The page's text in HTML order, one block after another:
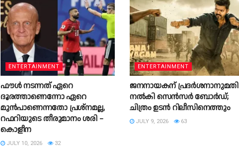
ENTERTAINMENT
ഫൗൾ നടന്നത് ഏറെ
ദൂരത്താണെന്നോ ഏറെ
മുൻപാണെന്നതോ പ്രശ്നമല്ല,
റഫറിയുടെ തീരുമാനം ശരി –
കൊളീന
JULY 10, 2026 32
ENTERTAINMENT
ജനനായകന് പ്രദർശനാനുമതി
നൽകി സെൻസർ ബോർഡ്;
ചിത്രം ഉടൻ റിലീസിനെത്തും
JULY 9, 2026 63